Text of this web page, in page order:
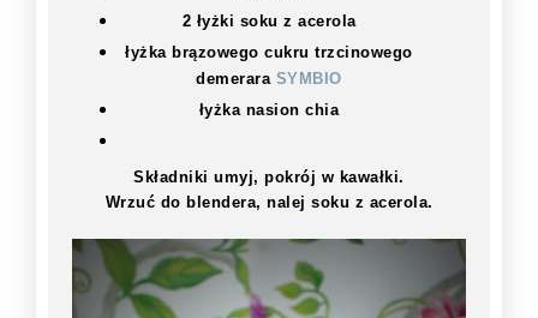
2 łyżki soku z acerola
łyżka brązowego cukru trzcinowego
demerara SYMBIO
łyżka nasion chia
Składniki umyj, pokrój w kawałki.
Wrzuć do blendera, nalej soku z acerola.